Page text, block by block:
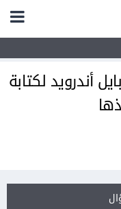
أندرويد لكتابة